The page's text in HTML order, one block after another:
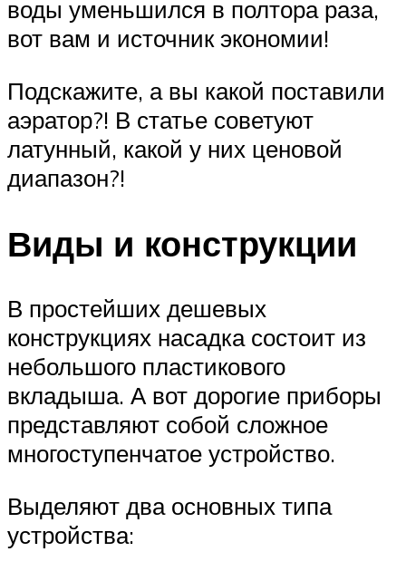
воды уменьшился в полтора раза,
вот вам и источник экономии!
Подскажите, а вы какой поставили
аэратор?! В статье советуют
латунный, какой у них ценовой
диапазон?!
Виды и конструкции
В простейших дешевых
конструкциях насадка состоит из
небольшого пластикового
вкладыша. А вот дорогие приборы
представляют собой сложное
многоступенчатое устройство.
Выделяют два основных типа
устройства: